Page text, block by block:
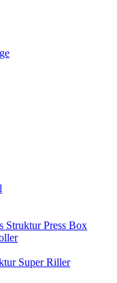
Struktur Press Box
Super Riller